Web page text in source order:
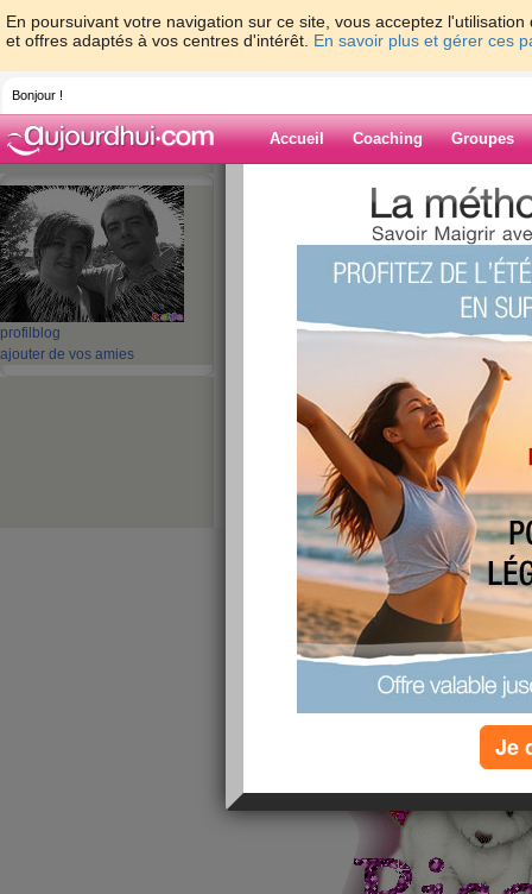
En poursuivant votre navigation sur ce site, vous acceptez
et offres adaptés à vos centres d'intérêt. En savoir plus et gérer ces
Bonjour !
Accueil Coaching Groupes
profil blog
ajouter de vos amies
>
Blog de
‹ Préc. 1 2 3 4 5
NOUVEAUTEE
publié le 20/12/2007 à 12:26
Je